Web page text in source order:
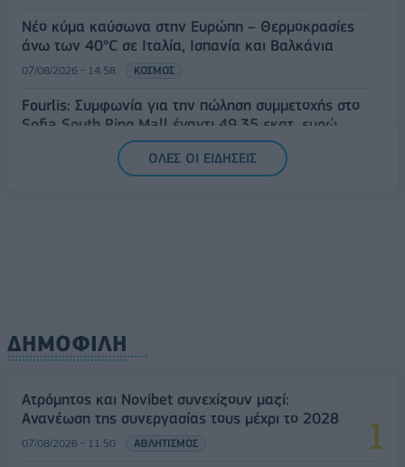
Νέο κύμα καύσωνα στην Ευρώπη – Θερμοκρασίες
άνω των 40°C σε Ιταλία, Ισπανία και Βαλκάνια
07/08/2026 - 14:58 ΚΟΣΜΟΣ
Fourlis: Συμφωνία για την πώληση συμμετοχής στο
Sofia South Ring Mall έναντι 49,35 εκατ. ευρώ
ΟΛΕΣ ΟΙ ΕΙΔΗΣΕΙΣ
ΔΗΜΟΦΙΛΗ
Ατρόμητος και Novibet συνεχίζουν μαζί:
Ανανέωση της συνεργασίας τους μέχρι το 2028
07/08/2026 - 11:50 ΑΘΛΗΤΙΣΜΟΣ